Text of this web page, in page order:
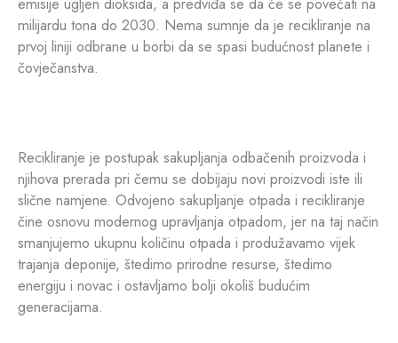
milijardu tona do 2030. Nema sumnje da je recikliranje na
prvoj liniji odbrane u borbi da se spasi budućnost planete i
čovječanstva.
Recikliranje je postupak sakupljanja odbačenih proizvoda i
njihova prerada pri čemu se dobijaju novi proizvodi iste ili
slične namjene. Odvojeno sakupljanje otpada i recikliranje
čine osnovu modernog upravljanja otpadom, jer na taj način
smanjujemo ukupnu količinu otpada i produžavamo vijek
trajanja deponije, štedimo prirodne resurse, štedimo
energiju i novac i ostavljamo bolji okoliš budućim
generacijama.